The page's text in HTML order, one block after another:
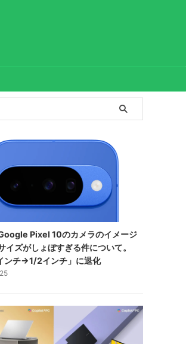
Google Pixel 10のカメラのイメージ
イズがしょぼすぎる件について。
ンチ→1/2インチ」に退化